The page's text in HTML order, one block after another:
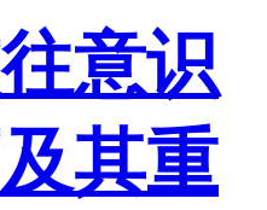
意识
其重